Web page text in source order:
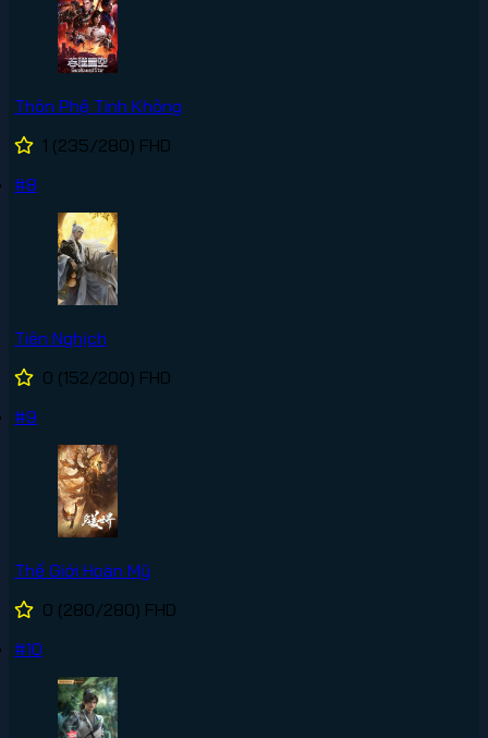
Thôn Phệ Tinh Không
1 (235/280) FHD
#8
Tiên Nghịch
0 (152/200) FHD
#9
Thế Giới Hoàn Mỹ
0 (280/280) FHD
#10